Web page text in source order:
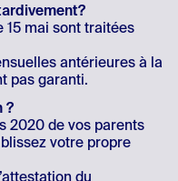
15 mai sont traitées
antérieures à la
pas garanti.
?
2020 de vos parents
votre propre